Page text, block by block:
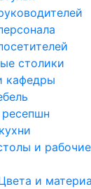
столики
кафедры
и
и